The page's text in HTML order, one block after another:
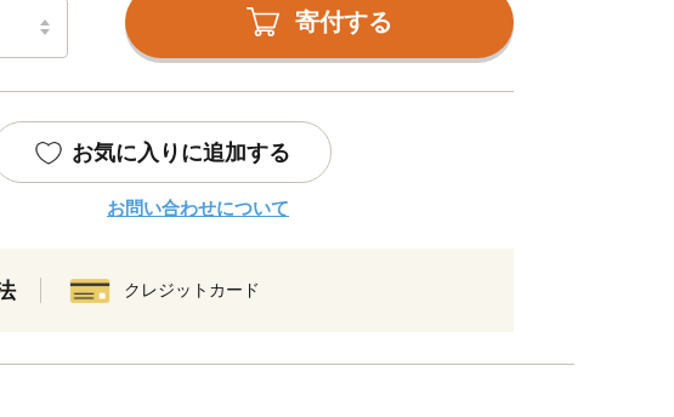
寄付する
お気に入りに追加する
お問い合わせについて
クレジットカード